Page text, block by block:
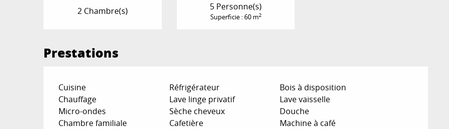
2 Chambre(s) 5 Personne(s)
Superficie : 60 m2
Prestations
Cuisine Réfrigérateur
Bois à disposition
Chauffage
Lave linge privatif
Lave vaisselle
Micro-ondes
Sèche cheveux
Douche
Chambre familiale
Cafetière Machine à café